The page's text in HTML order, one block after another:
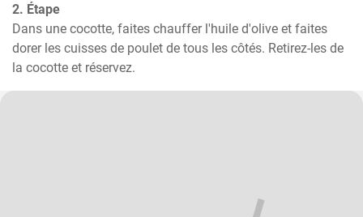
2. Étape
Dans une cocotte, faites chauffer l'huile d'olive et faites
dorer les cuisses de poulet de tous les côtés. Retirez-les de
la cocotte et réservez.